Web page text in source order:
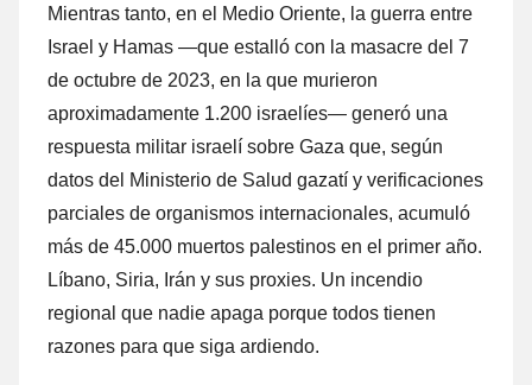
Mientras tanto, en el Medio Oriente, la guerra entre
Israel y Hamas —que estalló con la masacre del 7
de octubre de 2023, en la que murieron
aproximadamente 1.200 israelíes— generó una
respuesta militar israelí sobre Gaza que, según
datos del Ministerio de Salud gazatí y verificaciones
parciales de organismos internacionales, acumuló
más de 45.000 muertos palestinos en el primer año.
Líbano, Siria, Irán y sus proxies. Un incendio
regional que nadie apaga porque todos tienen
razones para que siga ardiendo.